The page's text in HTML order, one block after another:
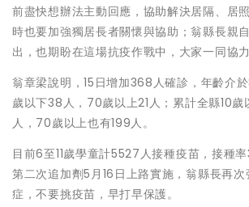
前盡快想辦法主動回應，協助解決居隔、居
時也要加強獨居長者關懷與協助；翁縣長親
出，也期盼在這場抗疫作戰中，大家一同協
翁章梁說明，15日增加368人確診，年齡介
歲以下38人，70歲以上21人；累計全縣10
人，70歲以上也有199人。
目前6至11歲學童計5527人接種疫苗，接種
第二次追加劑5月16日上路實施，翁縣長再
症，不要挑疫苗，早打早保護。